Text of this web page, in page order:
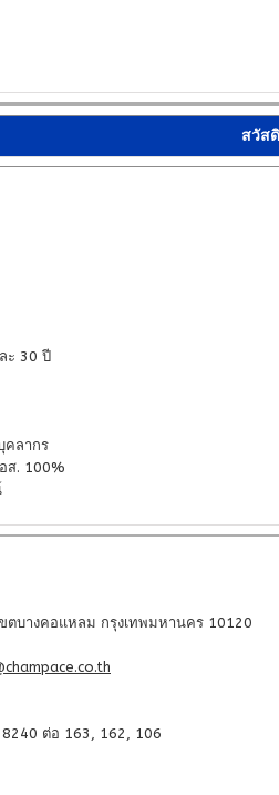
สวัส
ะ 30 ปี
คลากร
ส. 100%
ตบางคอแหลม กรุงเทพมหานคร 10120
ต่อ 163, 162, 106